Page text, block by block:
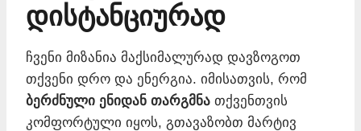
დისტანციურად
ჩვენი მიზანია მაქსიმალურად დავზოგოთ
თქვენი დრო და ენერგია. იმისათვის, რომ
ბერძნული ენიდან თარგმნა თქვენთვის
კომფორტული იყოს, გთავაზობთ მარტივ